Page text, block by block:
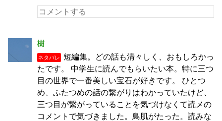
樹
ネタバレ
短編集。どの話も清々しく、おもしろかっ
たです。 中学生に読んでもらいたい本。特に三つ
目の世界で一番美しい宝石が好きです。 ひとつ
め、ふたつめの話の繋がりはわかっていたけど、
三つ目が繋がっていることを気づけなくて読メの
コメントで気づきました。鳥肌がたった。読みな